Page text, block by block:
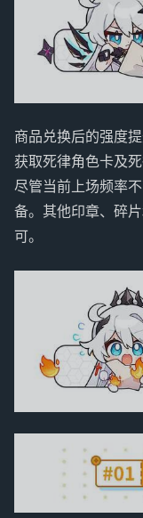
商品兑换后的强度
获取死律角色卡及
尽管当前上场频率
备。其他印章、碎
可。